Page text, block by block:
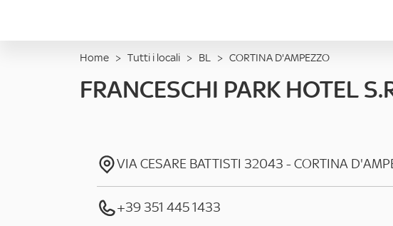
Home > Tutti i locali > BL > CORTINA D'AMPEZZO
FRANCESCHI PARK HOTEL
VIA CESARE BATTISTI 32043 -CORTINA
+39 351 445 1433